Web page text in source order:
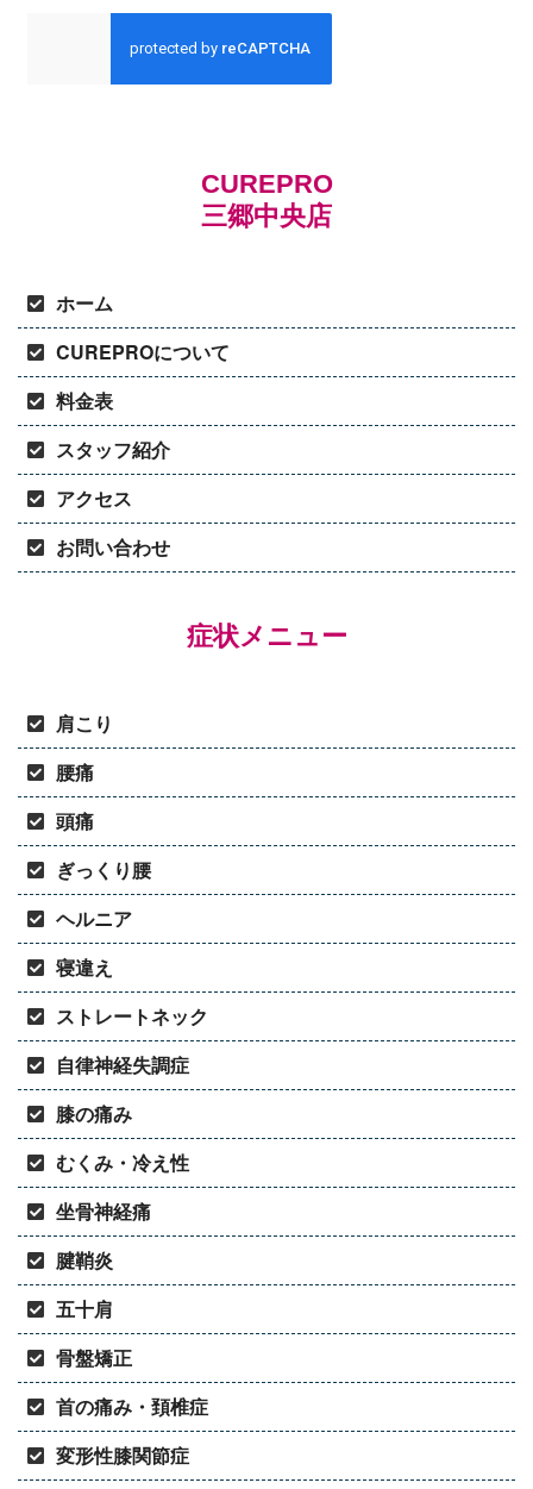
CUREPRO
三郷中央店
ホーム
CUREPROについて
料金表
スタッフ紹介
アクセス
お問い合わせ
症状メニュー
肩こり
腰痛
頭痛
ぎっくり腰
ヘルニア
寝違え
ストレートネック
自律神経失調症
膝の痛み
むくみ・冷え性
坐骨神経痛
腱鞘炎
五十肩
骨盤矯正
首の痛み・頚椎症
変形性膝関節症